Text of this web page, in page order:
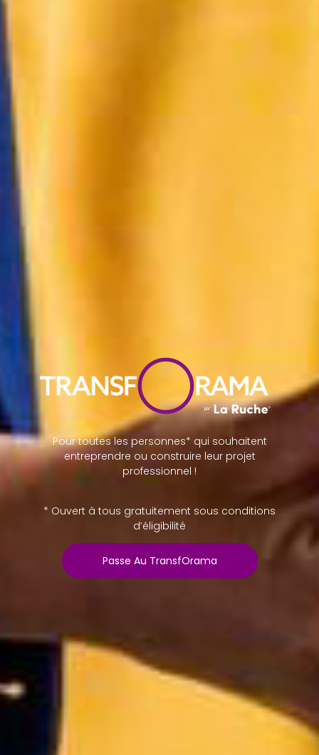
Pour toutes les personnes* qui souhaitent
entreprendre ou construire leur projet
professionnel !
* Ouvert à tous gratuitement sous conditions
d’éligibilité
Passe Au TransfOrama